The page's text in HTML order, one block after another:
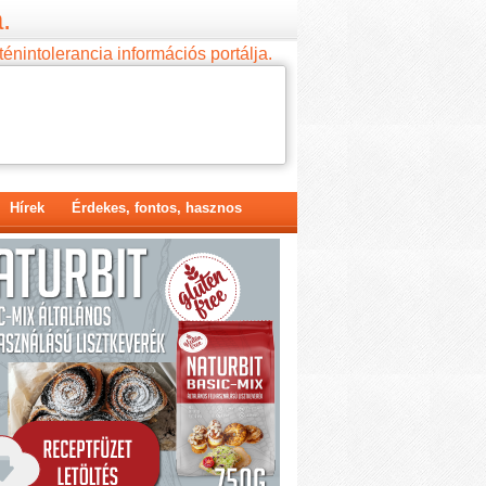
információs portálja.
Hírek Érdekes, fontos, hasznos